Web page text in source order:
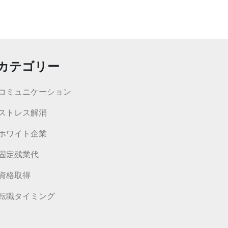
テゴリー
ミュニケーション
トレス解消
ワイト企業
定残業代
格取得
職タイミング